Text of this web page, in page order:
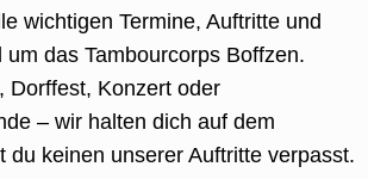
wichtigen Termine, Auftritte und
um das Tambourcorps Boffzen.
Dorffest, Konzert oder
– wir halten dich auf dem
du keinen unserer Auftritte verpasst.